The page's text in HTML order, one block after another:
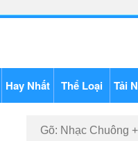
Hay Nhất Thể Loại Tải